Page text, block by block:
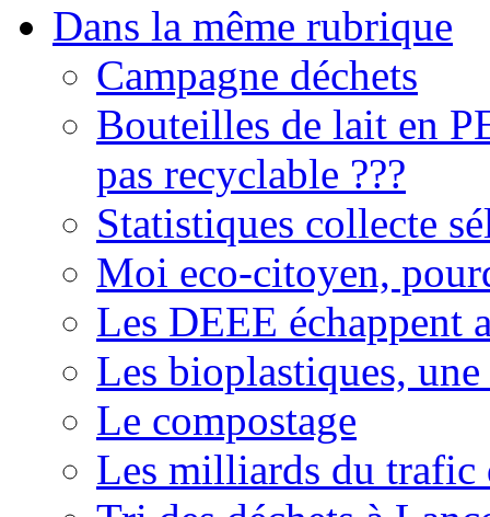
Dans la même rubrique
Campagne déchets
Bouteilles de lait en
pas recyclable ???
Statistiques collecte
Moi eco-citoyen,
Les DEEE échappent
Les bioplastiques,
Le compostage
Les milliards du trafic